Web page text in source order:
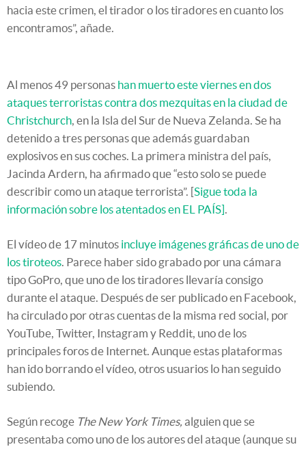
hacia este crimen, el tirador o los tiradores en cuanto los
encontramos”, añade.
Al menos 49 personas han muerto este viernes en dos
ataques terroristas contra dos mezquitas en la ciudad de
Christchurch, en la Isla del Sur de Nueva Zelanda. Se ha
detenido a tres personas que además guardaban
explosivos en sus coches. La primera ministra del país,
Jacinda Ardern, ha afirmado que “esto solo se puede
describir como un ataque terrorista”. [Sigue toda la
información sobre los atentados en EL PAÍS].
El vídeo de 17 minutos incluye imágenes gráficas de uno de
los tiroteos. Parece haber sido grabado por una cámara
tipo GoPro, que uno de los tiradores llevaría consigo
durante el ataque. Después de ser publicado en Facebook,
ha circulado por otras cuentas de la misma red social, por
YouTube, Twitter, Instagram y Reddit, uno de los
principales foros de Internet. Aunque estas plataformas
han ido borrando el vídeo, otros usuarios lo han seguido
subiendo.
Según recoge The New York Times, alguien que se
presentaba como uno de los autores del ataque (aunque su